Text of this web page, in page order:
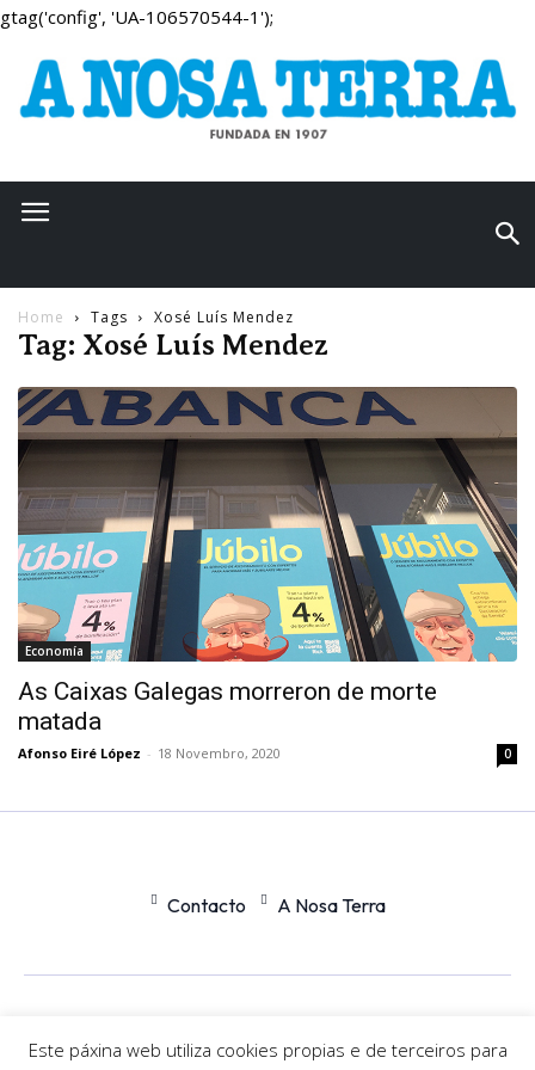
gtag('config', 'UA-106570544-1');
Home Tags Xosé Luís Mendez
Tag: Xosé Luís Mendez
Economía
As Caixas Galegas morreron de morte
matada
Afonso Eiré López - 18 Novembro, 2020 0
Contacto A Nosa Terra
OfficeNexus
Este páxina web utiliza cookies propias e de terceiros para